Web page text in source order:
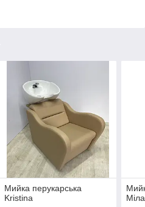
Мийка перукарська
Kristina